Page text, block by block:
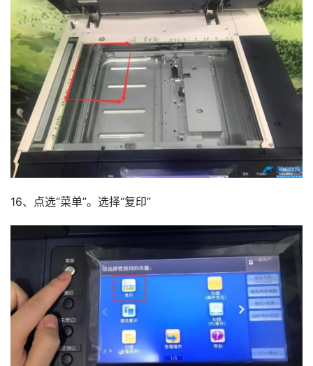
16、点选“菜单”。选择“复印”